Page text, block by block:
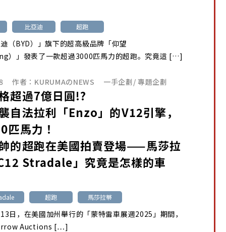
比亞迪 超跑
（BYD）」旗下的超高級品牌「仰望
）」發表了一款超過3000匹馬力的超跑。究竟這 […]
作者： KURUMAのNEWS 一手企劃 /專題企劃
超過7億日圓!?
自法拉利「Enzo」的V12引擎，
匹馬力！
的超跑在美國拍賣登場——馬莎拉
Stradale」究竟是怎樣的車
超跑 馬莎拉蒂
日，在美國加州舉行的「蒙特雷車展週2025」期間，
Auctions […]